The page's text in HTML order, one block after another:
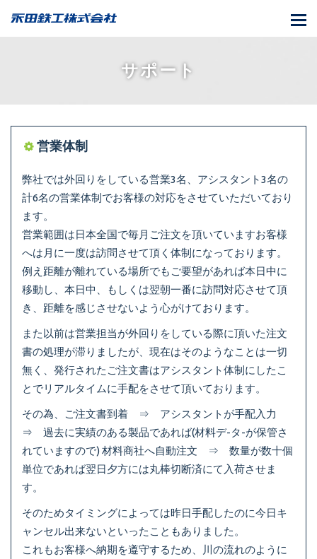
T
サポート
営業体制
弊社では外回りをしている営業3名、アシスタント3名の
計6名の営業体制でお客様の対応をさせていただいており
ます。
営業範囲は日本全国で毎月ご注文を頂いていますお客様
へは月に一度は訪問させて頂く体制になっております。
例え距離が離れている場所でもご要望があれば本日中に
移動し、本日中、もしくは翌朝一番に訪問対応させて頂
き、距離を感じさせないよう心がけております。
また以前は営業担当が外回りをしている際に頂いた注文
書の処理が滞りましたが、現在はそのようなことは一切
無く、発行されたご注文書はアシスタント体制にしたこ
とでリアルタイムに手配をさせて頂いております。
その為、ご注文書到着 ⇒ アシスタントが手配入力
⇒ 過去に実績のある製品であれば(材料デ-タ-が保管さ
れていますので) 材料商社へ自動注文 ⇒ 数量が数十個
単位であれば翌日夕方には丸棒切断済にて入荷させま
す。
そのためタイミングによっては昨日手配したのに今日キ
ャンセル出来ないといったこともありました。
これもお客様へ納期を遵守するため、川の流れのように